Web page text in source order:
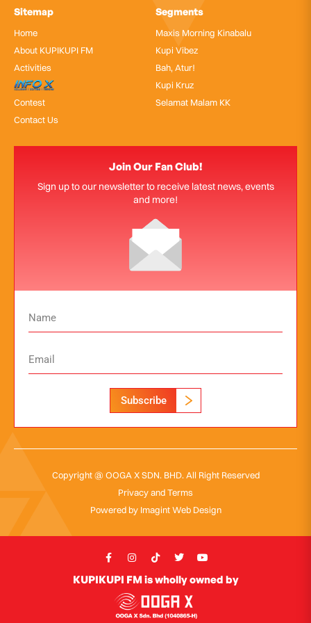
Sitemap
Home
About KUPIKUPI FM
Activities
InfoX
Contest
Contact Us
Segments
Maxis Morning Kinabalu
Kupi Vibez
Bah, Atur!
Kupi Kruz
Selamat Malam KK
Join Our Fan Club!
Sign up to our newsletter to receive latest news, events
and more!
Subscribe
Copyright @ OOGA X SDN. BHD. All Right Reserved
Privacy and Terms
Powered by Imagint Web Design
KUPIKUPI FM is wholly owned by